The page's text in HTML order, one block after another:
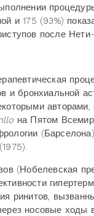
и 175 (93%)
после
и бронхиальной
авторами,
на Пятом
(Нобелевская
ринитов,
носовые ходы